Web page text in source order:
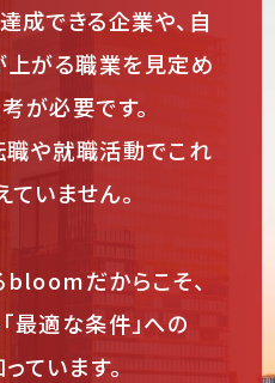
成できる企業や、自
がる職業を見定め
が必要です。
職や就職活動でこれ
いません。
bloomだからこそ、
最適な条件」への
ています。